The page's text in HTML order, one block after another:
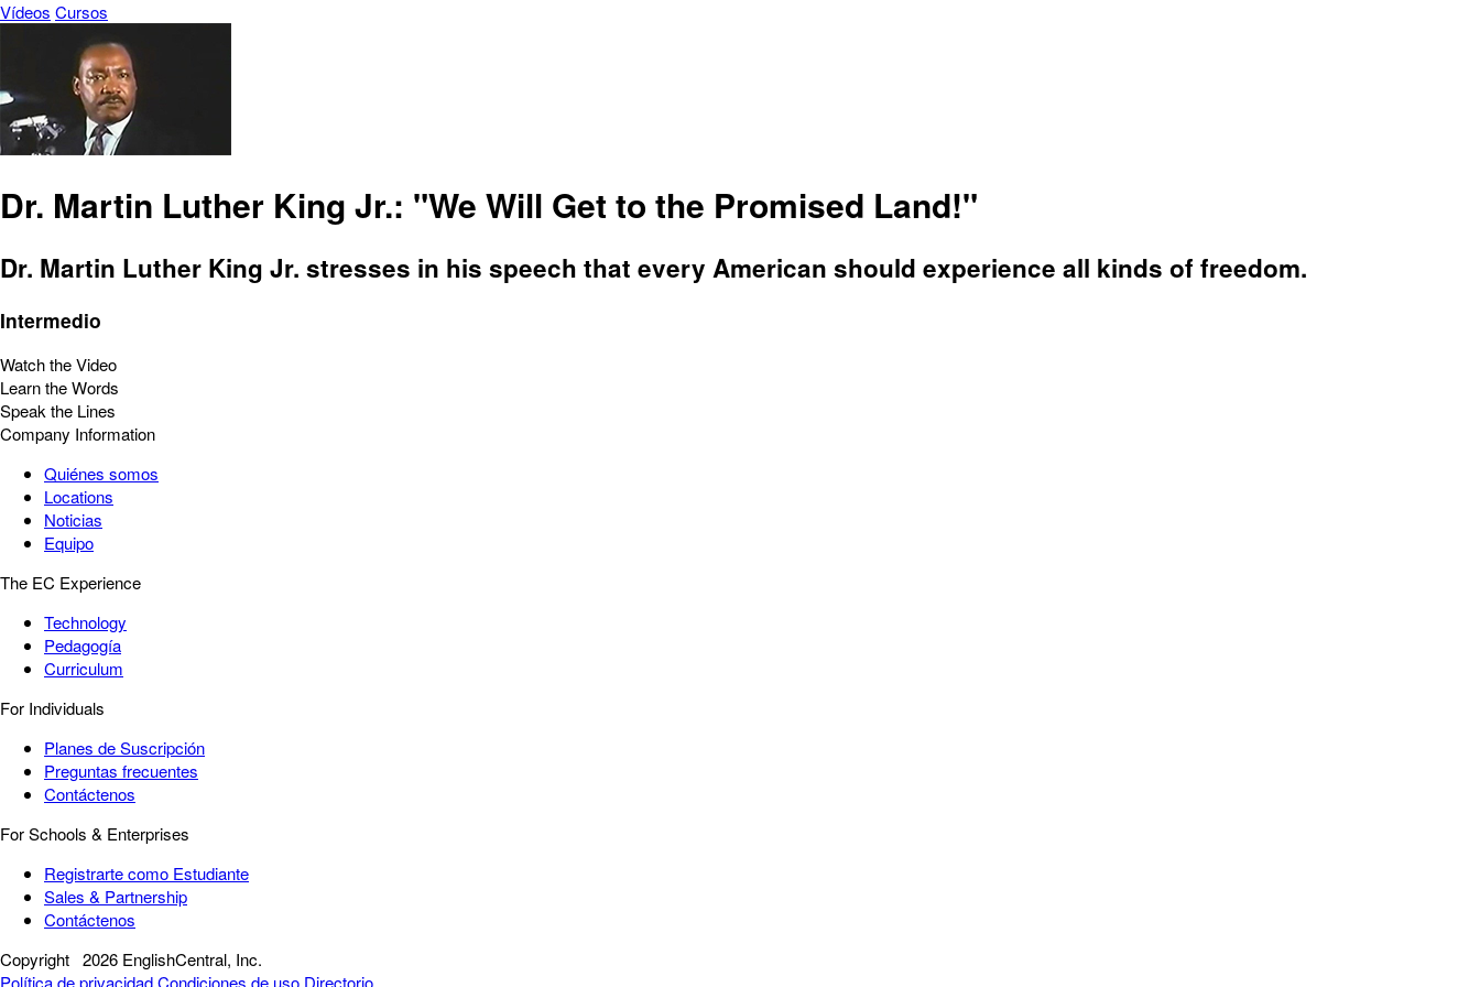
Vídeos Cursos
Dr. Martin Luther King Jr.: "We Will Get to the Promised Land!"
Dr. Martin Luther King Jr. stresses in his speech that every American should experience all kinds of freedom.
Intermedio
Watch the Video
Learn the Words
Speak the Lines
Company Information
Quiénes somos
Locations
Noticias
Equipo
The EC Experience
Technology
Pedagogía
Curriculum
For Individuals
Planes de Suscripción
Preguntas frecuentes
Contáctenos
For Schools & Enterprises
Registrarte como Estudiante
Sales & Partnership
Contáctenos
Copyright 2026 EnglishCentral, Inc.